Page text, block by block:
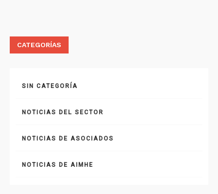
CATEGORÍAS
SIN CATEGORÍA
NOTICIAS DEL SECTOR
NOTICIAS DE ASOCIADOS
NOTICIAS DE AIMHE